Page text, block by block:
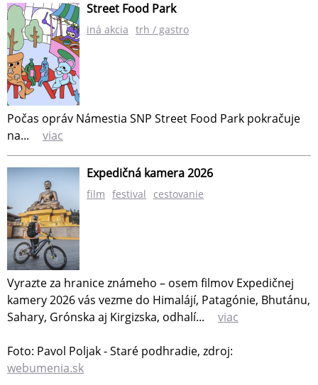
Street Food Park
iná akcia trh / gastro
Počas opráv Námestia SNP Street Food Park pokračuje
na...
viac
Expedičná kamera 2026
film festival cestovanie
Vyrazte za hranice známeho – osem filmov Expedičnej
kamery 2026 vás vezme do Himalájí, Patagónie, Bhutánu,
Sahary, Grónska aj Kirgizska, odhalí...
viac
Foto: Pavol Poljak - Staré podhradie, zdroj:
webumenia.sk